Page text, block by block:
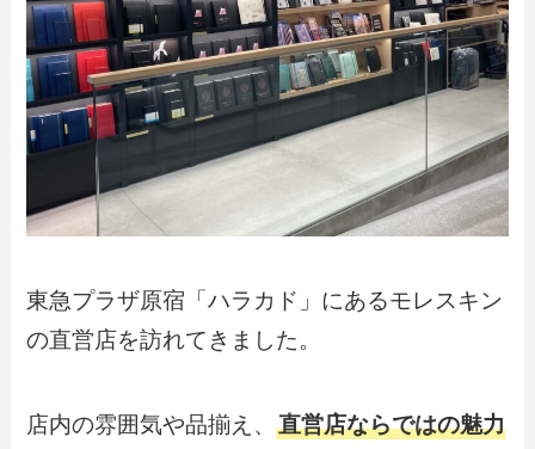
東急プラザ原宿「ハラカド」にあるモレスキン
の直営店を訪れてきました。
店内の雰囲気や品揃え、直営店ならではの魅力